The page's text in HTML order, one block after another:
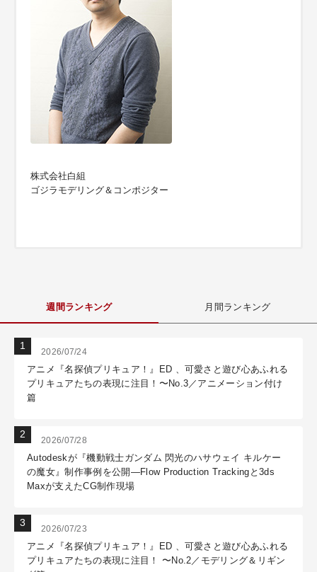
株式会社白組
ゴジラモデリング＆コンポジター
週間ランキング 月間ランキング
2026/07/24
アニメ『名探偵プリキュア！』ED 、可愛さと遊び心あふれる
プリキュアたちの表現に注目！〜No.3／アニメーション付け
篇
2026/07/28
Autodeskが『機動戦士ガンダム 閃光のハサウェイ キルケー
の魔女』制作事例を公開―Flow Production Trackingと3ds
Maxが支えたCG制作現場
2026/07/23
アニメ『名探偵プリキュア！』ED 、可愛さと遊び心あふれる
プリキュアたちの表現に注目！ 〜No.2／モデリング＆リギン